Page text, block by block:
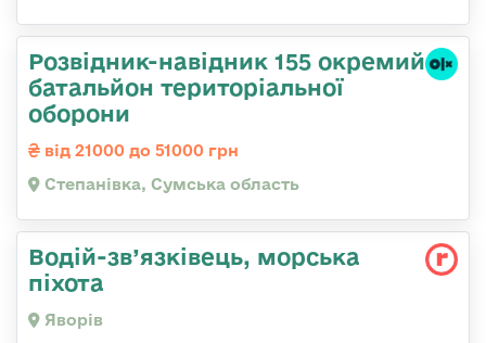
Розвідник-навідник 155 окремий
батальйон територіальної
оборони
від 21000 до 51000 грн
Степанівка, Сумська область
Водій-зв’язківець, морська
піхота
Яворів